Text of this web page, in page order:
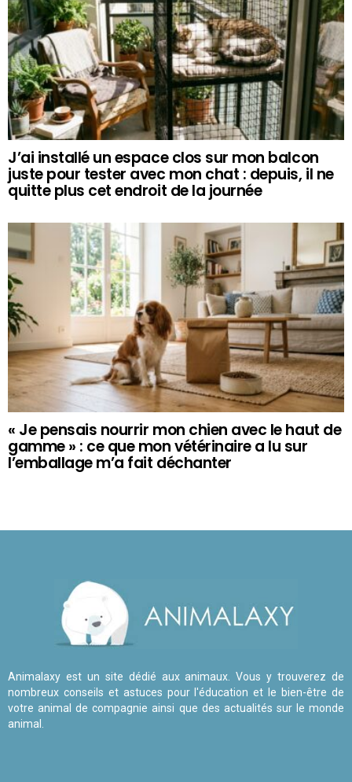
J’ai installé un espace clos sur mon balcon
juste pour tester avec mon chat : depuis, il ne
quitte plus cet endroit de la journée
« Je pensais nourrir mon chien avec le haut de
gamme » : ce que mon vétérinaire a lu sur
l’emballage m’a fait déchanter
Animalaxy est un site dédié aux animaux. Vous y trouverez de
nombreux conseils et astuces pour l'éducation et le bien-être de
votre animal de compagnie ainsi que des actualités sur le monde
animal.